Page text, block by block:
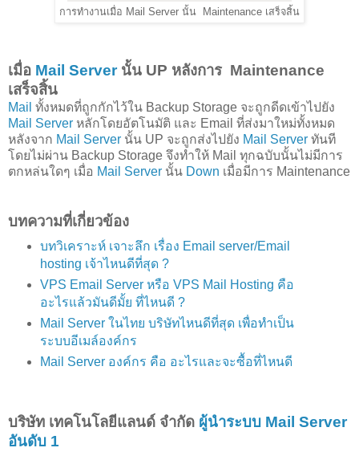
การทำงานเมื่อ Mail Server นั้น Maintenance เสร็จสิ้น
เมื่อ Mail Serverนั้น UP หลังการ Maintenance
เสร็จสิ้น
Mail ทั้งหมดที่ถูกกักไว้ใน Backup Storage จะถูกดีดเข้าไปยัง
Mail Server หลักโดยอัตโนมัติ และ Email ที่ส่งมาใหม่ทั้งหมด
หลังจาก Mail Server นั้น UP จะถูกส่งไปยัง Mail Server ทันที
โดยไม่ผ่าน Backup Storage จึงทำให้ Mail ทุกฉบับนั้นไม่มีการ
ตกหล่นใดๆ เมื่อ Mail Server นั้น Down เมื่อมีการ Maintenance
บทความที่เกี่ยวข้อง
บทวิเคราะห์ เจาะลึก เรื่อง Email server/Email
hosting เจ้าไหนดีที่สุด ?
VPS Email Server หรือ VPS Mail Hosting คือ
อะไรแล้วมันดีมั้ย ที่ไหนดี ?
Mail Server ในไทย บริษัทไหนดีที่สุด เพื่อทำเป็น
ระบบอีเมล์องค์กร
Mail Server องค์กร คือ อะไรและจะซื้อที่ไหนดี
บริษัท เทคโนโลยีแลนด์ จำกัด ผู้นำระบบ Mail Server
อันดับ 1